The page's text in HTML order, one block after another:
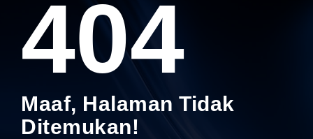
INFO GRAFIS
UNDUHAN
PENGADUAN
404
Maaf, Halaman Tidak
Ditemukan!